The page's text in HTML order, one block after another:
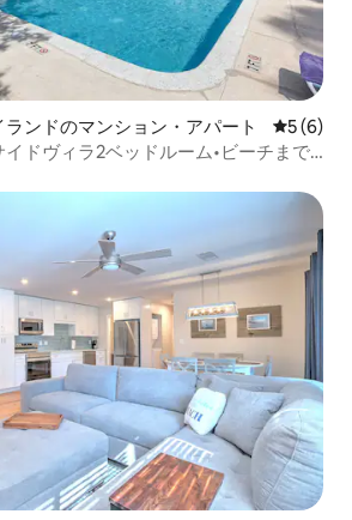
ンドのマンション・アパート レビュー
5 (6)
ドヴィラ2ベッドルーム•ビーチまで